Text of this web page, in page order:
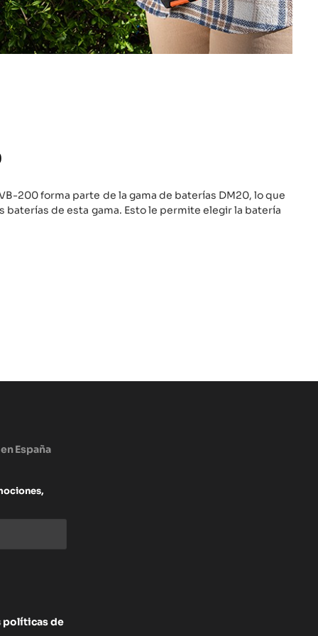
200 forma parte de la gama de baterías DM20, lo que
baterías de esta gama. Esto le permite elegir la batería
España
políticas de